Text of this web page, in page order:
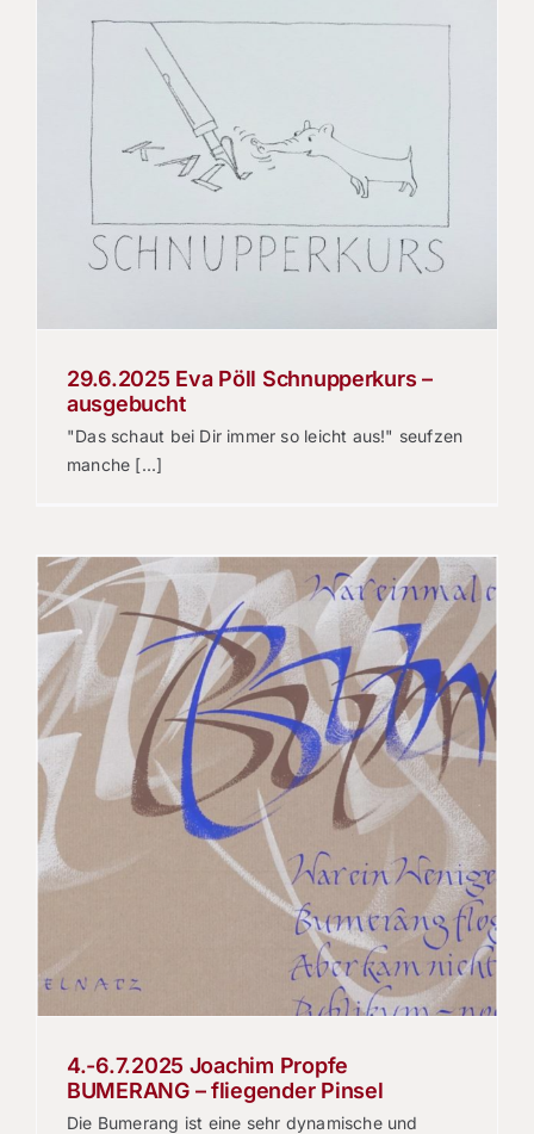
29.6.2025 Eva Pöll Schnupperkurs –
ausgebucht
"Das schaut bei Dir immer so leicht aus!" seufzen
manche [...]
4.-6.7.2025 Joachim Propfe
BUMERANG – fliegender Pinsel
Die Bumerang ist eine sehr dynamische und